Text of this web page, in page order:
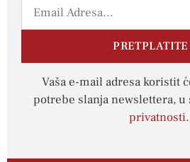
PRETPLATITE
Vaša e-mail adresa koristit
potrebe slanja newslettera, u
privatnosti.